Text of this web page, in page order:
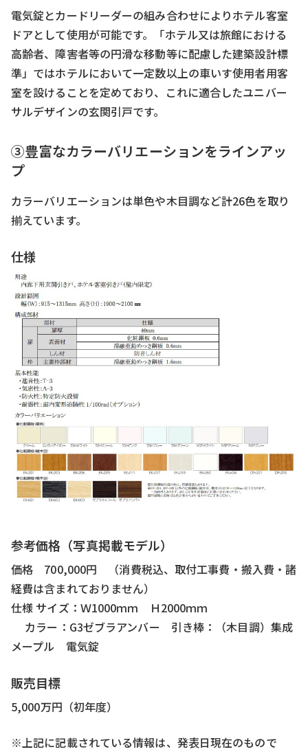
電気錠とカードリーダーの組み合わせによりホテル客室
ドアとして使用が可能です。「ホテル又は旅館における
高齢者、障害者等の円滑な移動等に配慮した建築設計標
準」ではホテルにおいて一定数以上の車いす使用者用客
室を設けることを定めており、これに適合したユニバー
サルデザインの玄関引戸です。
③豊富なカラーバリエーションをラインアッ
プ
カラーバリエーションは単色や木目調など計26色を取り
揃えています。
仕様
参考価格（写真掲載モデル）
価格 700,000円 （消費税込、取付工事費・搬入費・諸
経費は含まれておりません）
仕様 サイズ：Ｗ1000ｍｍ Ｈ2000ｍｍ
カラー：G3ゼブラアンバー 引き棒：（木目調）集成
メープル 電気錠
販売目標
5,000万円（初年度）
※上記に記載されている情報は、発表日現在のもので